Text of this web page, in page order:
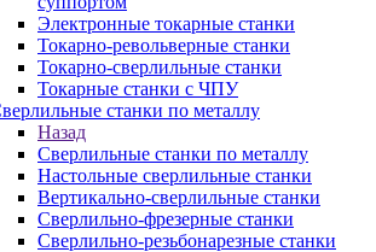
Электронные токарные станки
Токарно-револьверные станки
Токарно-сверлильные станки
Токарные станки с ЧПУ
станки по металлу
Назад
Сверлильные станки по металлу
Настольные сверлильные станки
Вертикально-сверлильные станки
Сверлильно-фрезерные станки
Сверлильно-резьбонарезные станки